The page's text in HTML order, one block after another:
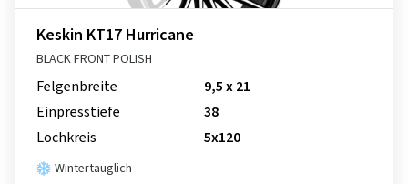
Keskin KT17 Hurricane
BLACK FRONT POLISH
Felgenbreite
9,5 x 21
Einpresstiefe
38
Lochkreis
5x120
Wintertauglich